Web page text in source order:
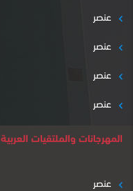
عنصر
عنصر
عنصر
عنصر
المهرجانات والملتقيات العربية
عنصر